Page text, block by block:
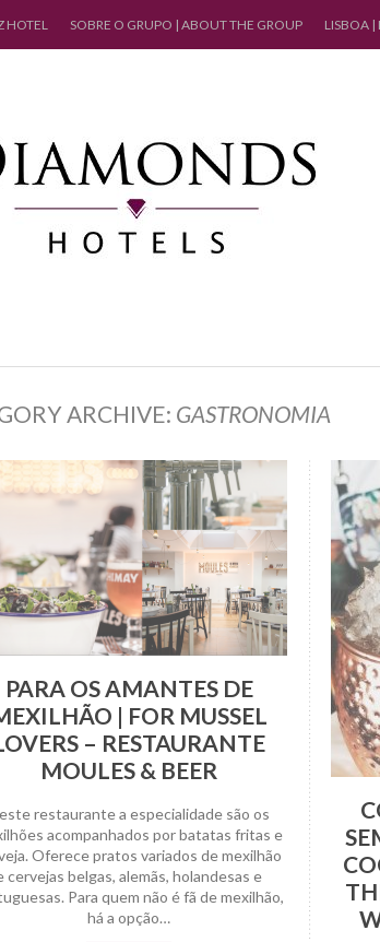
HOTEL SOBRE O GRUPO | ABOUT THE GROUP LISBOA |
ARCHIVE: GASTRONOMIA
26 Julho, 2019
PARA OS AMANTES DE
| FOR MUSSEL
– RESTAURANTE
MOULES & BEER
restaurante a especialidade são os
acompanhados por batatas fritas e
Oferece pratos variados de mexilhão
cervejas belgas, alemãs, holandesas e
Para quem não é fã de mexilhão,
há a opção…